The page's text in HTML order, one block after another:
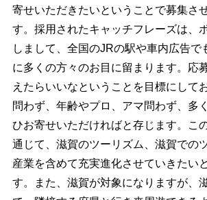
寄せいただきたいということで募集さ
す。採用されたキャッチフレーズは、
しまして、全国のJRの駅や車内広告で
に多くの方々のお目に留まります。応
えたらいいなということを目標にして
問わず、年齢やプロ、アマ問わず、多
ひお寄せいただければと存じます。こ
通じて、滋賀のツーリズム、滋賀での
産業を含めて充実進化させていきたい
す。また、滋賀が対象になりますが、